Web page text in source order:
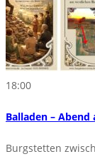
18:00
Balladen –
Burgstetten